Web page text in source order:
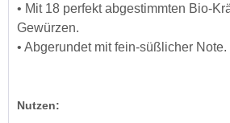
• Mit 18 perfekt abgestimmten Bio-
Gewürzen.
• Abgerundet mit fein-süßlicher Note.
Nutzen: